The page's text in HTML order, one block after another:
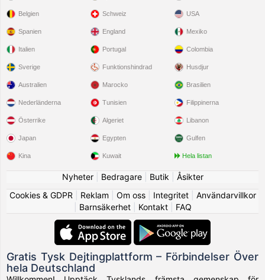
Belgien
Spanien
Italien
Sverige
Schweiz
England
Portugal
Funktionshindrad
USA
Mexiko
Colombia
Husdjur
Australien
Nederländerna
Österrike
Japan
Kina
Marocko
Tunisien
Algeriet
Egypten
Kuwait
Brasilien
Filippinerna
Libanon
Gulfen
Hela listan
Nyheter| Bedragare| Butik
Åsikter
Cookies & GDPR
Reklam Om oss| Integritet| Användarvillkor
Barnsäkerhet| Kontakt| FAQ
Gratis Tysk Dejtingplattform – Förbindelser Över
hela Deutschland